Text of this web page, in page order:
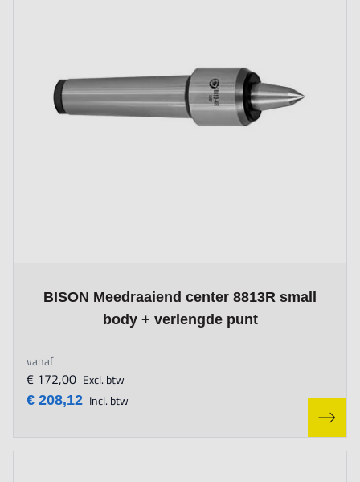
BISON Meedraaiend center 8813R small
body + verlengde punt
The price depends on the options chosen on the product page
vanaf
€ 208,12 Incl. btw
€ 172,00 Excl. btw